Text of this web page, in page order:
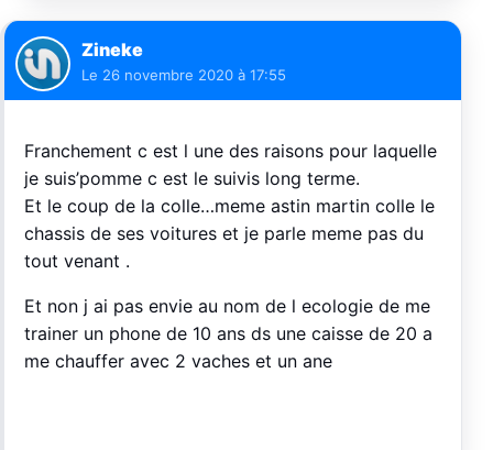
Zineke
Le 26 novembre 2020 à 17:55
Franchement c est l une des raisons pour laquelle
je suis’pomme c est le suivis long terme.
Et le coup de la colle…meme astin martin colle le
chassis de ses voitures et je parle meme pas du
tout venant .
Et non j ai pas envie au nom de l ecologie de me
trainer un phone de 10 ans ds une caisse de 20 a
me chauffer avec 2 vaches et un ane